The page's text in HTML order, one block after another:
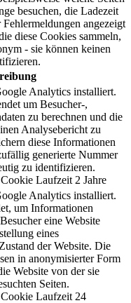
besuchen, die Ladezeit
angezeigt
diese Cookies sammeln,
- sie können keinen
Analytics installiert.
um Besucher-,
zu berechnen und die
Analysebericht zu
diese Informationen
generierte Nummer
zu identifizieren.
Cookie Laufzeit 2 Jahre
Analytics installiert.
um Informationen
eine Website
eines
der Website. Die
in anonymisierter Form
Website von der sie
Seiten.
Cookie Laufzeit 24